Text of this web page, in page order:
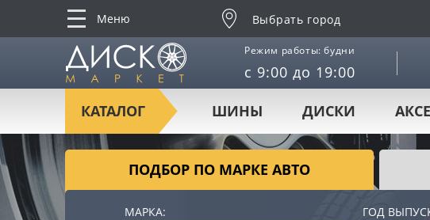
Меню Выбрать город
Режим работы: будни
с 9:00 до 19:00
КАТАЛОГ ШИНЫ ДИСКИ
ПОДБОР ПО МАРКЕ АВТО
МАРКА: ГОД